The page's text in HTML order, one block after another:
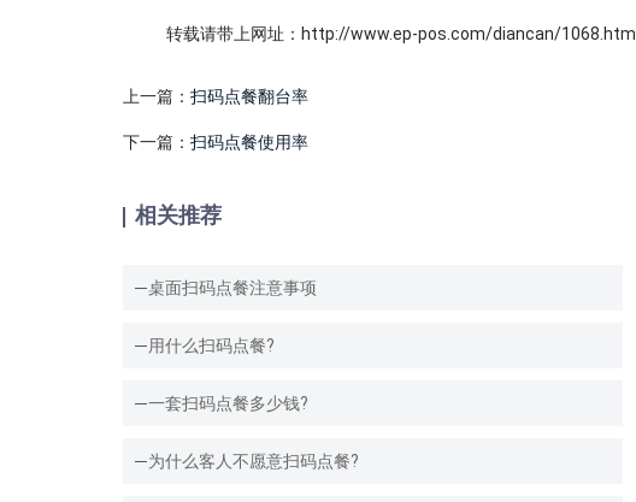
转载请带上网址：http://www.ep-pos.com/diancan/1068.html
上一篇： 扫码点餐翻台率
下一篇： 扫码点餐使用率
相关推荐
桌面扫码点餐注意事项
用什么扫码点餐?
一套扫码点餐多少钱?
为什么客人不愿意扫码点餐?